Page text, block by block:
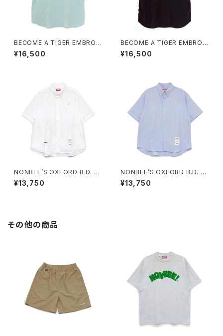
BECOME A TIGER EMBROI
DERED HALFSLEEVE SHIRT
S light-blue
¥16,500
BECOME A TIGER EMBROI
DERED HALFSLEEVE SHIRT
S black
¥16,500
NONBEE’S OXFORD B.D. H
ALF SLEEVE SHIRTS “cockt
ail” white
¥13,750
NONBEE’S OXFORD B.D. H
ALF SLEEVE SHIRTS “cockt
ail” saxe-blue
¥13,750
その他の商品